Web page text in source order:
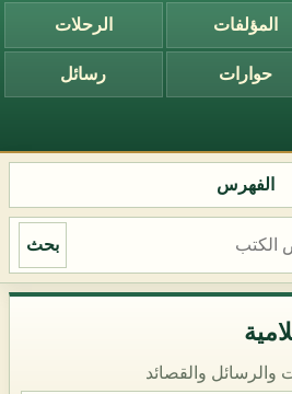
المؤلفات الرحلات
حوارات رسائل
الفهرس
بحث
والقصائد